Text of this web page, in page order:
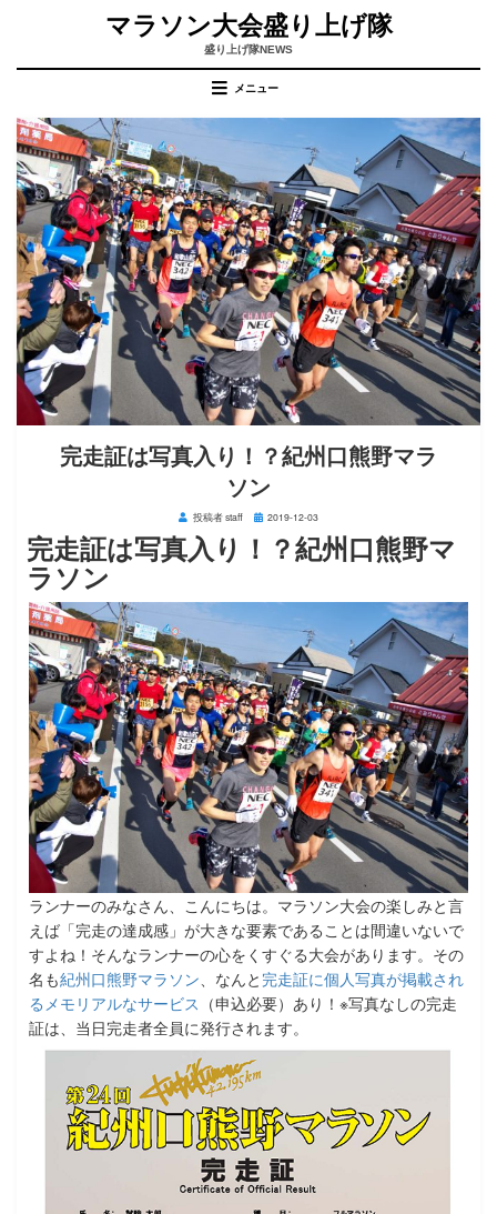
マラソン大会盛り上げ隊
盛り上げ隊NEWS
メニュー
完走証は写真入り！？紀州口熊野マラ
ソン
投稿者staff
投
日:
2019-12-03
完走証は写真入り！？紀州口熊野マ
ラソン
ランナーのみなさん、こんにちは。マラソン大会の楽しみと言
えば「完走の達成感」が大きな要素であることは間違いないで
すよね！そんなランナーの心をくすぐる大会があります。その
名も紀州口熊野マラソン、なんと 完走証に個人写真が掲載され
るメモリアルなサービス （申込必要）あり！※写真なしの完走
証は、当日完走者全員に発行されます。